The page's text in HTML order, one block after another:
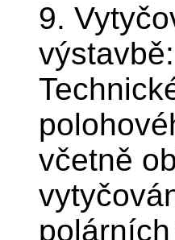
9.
včetně